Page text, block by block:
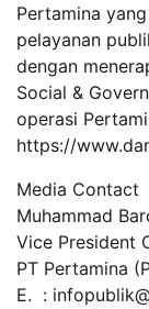
Pertamina
pelayanan
dengan
Social &
operasi
https://
Media Contact
Muhammad
Vice President
PT Pertamina
E. :